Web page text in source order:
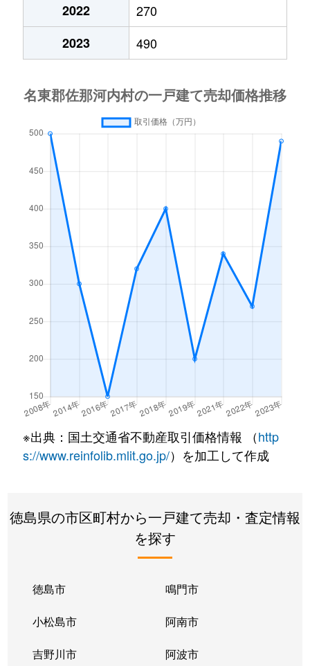
2022
270
2023
490
※出典：国土交通省不動産取引価格情報 （http
s://www.reinfolib.mlit.go.jp/）を加工して作成
徳島県の市区町村から一戸建て売却・査定情報
を探す
徳島市 鳴門市
小松島市 阿南市
吉野川市 阿波市